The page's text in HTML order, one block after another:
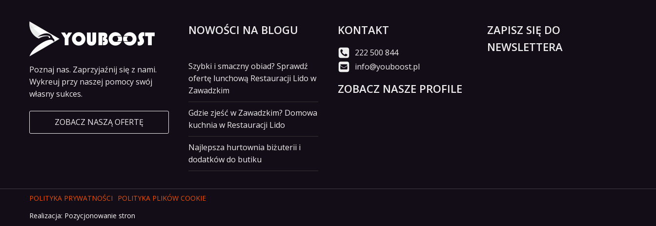
Poznaj nas. Zaprzyjaźnij się z nami.
Wykreuj przy naszej pomocy swój
własny sukces.
ZOBACZ NASZĄ OFERTĘ
NOWOŚCI NA BLOGU
Szybki i smaczny obiad? Sprawdź
ofertę lunchową Restauracji Lido w
Zawadzkim
Gdzie zjeść w Zawadzkim? Domowa
kuchnia w Restauracji Lido
Najlepsza hurtownia biżuterii i
dodatków do butiku
KONTAKT
222 500 844
info@youboost.pl
ZOBACZ NASZE PROFILE
ZAPISZ SIĘ DO
NEWSLETTERA
POLITYKA PRYWATNOŚCI
POLITYKA PLIKÓW COOKIE
Realizacja: Pozycjonowanie stron